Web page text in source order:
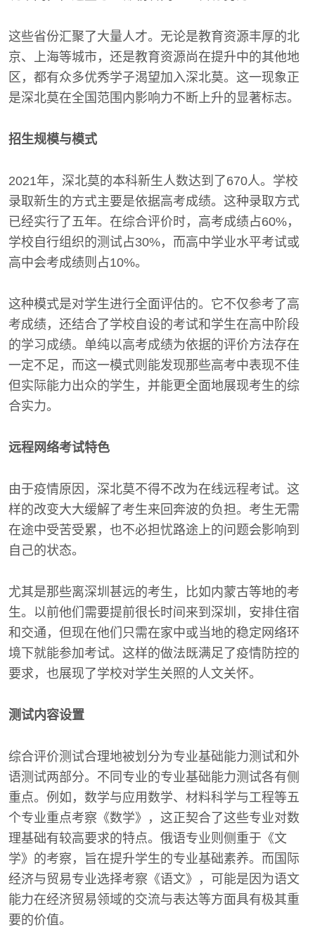
这些省份汇聚了大量人才。无论是教育资源丰厚的北
京、上海等城市，还是教育资源尚在提升中的其他地
区，都有众多优秀学子渴望加入深北莫。这一现象正
是深北莫在全国范围内影响力不断上升的显著标志。
招生规模与模式
2021年，深北莫的本科新生人数达到了670人。学校
录取新生的方式主要是依据高考成绩。这种录取方式
已经实行了五年。在综合评价时，高考成绩占60%，
学校自行组织的测试占30%，而高中学业水平考试或
高中会考成绩则占10%。
这种模式是对学生进行全面评估的。它不仅参考了高
考成绩，还结合了学校自设的考试和学生在高中阶段
的学习成绩。单纯以高考成绩为依据的评价方法存在
一定不足，而这一模式则能发现那些高考中表现不佳
但实际能力出众的学生，并能更全面地展现考生的综
合实力。
远程网络考试特色
由于疫情原因，深北莫不得不改为在线远程考试。这
样的改变大大缓解了考生来回奔波的负担。考生无需
在途中受苦受累，也不必担忧路途上的问题会影响到
自己的状态。
尤其是那些离深圳甚远的考生，比如内蒙古等地的考
生。以前他们需要提前很长时间来到深圳，安排住宿
和交通，但现在他们只需在家中或当地的稳定网络环
境下就能参加考试。这样的做法既满足了疫情防控的
要求，也展现了学校对学生关照的人文关怀。
测试内容设置
综合评价测试合理地被划分为专业基础能力测试和外
语测试两部分。不同专业的专业基础能力测试各有侧
重点。例如，数学与应用数学、材料科学与工程等五
个专业重点考察《数学》，这正契合了这些专业对数
理基础有较高要求的特点。俄语专业则侧重于《文
学》的考察，旨在提升学生的专业基础素养。而国际
经济与贸易专业选择考察《语文》，可能是因为语文
能力在经济贸易领域的交流与表达等方面具有极其重
要的价值。